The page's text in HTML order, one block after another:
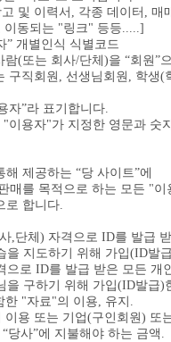
및 이력서, 각종 데이터, 매
동되는 "링크" 등등.....]
” 개별인식 식별코드
(또는 회사/단체)을 “회원”
직회원, 선생님회원, 학생(
자”라 표기합니다.
용자"가 지정한 영문과 숫
제공하는 “당 사이트”에
를 목적으로 하는 모든 "이
로 합니다.
,단체) 자격으로 ID를 발급
지도하기 위해 가입(ID발
으로 ID를 발급 받은 모든 개
구하기 위해 가입(ID발급)
한 "자료"의 이용, 유지.
용 또는 기업(구인회원) 또
당사”에 지불해야 하는 금액.